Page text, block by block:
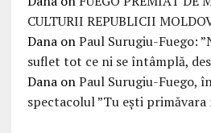
CULTURII REPUBLICII
DanaonPaul Surugiu-Fuego:
suflet tot ce ni se întâmplă,
DanaonPaul Surugiu-Fuego,
spectacolul ”Tu ești primăvara